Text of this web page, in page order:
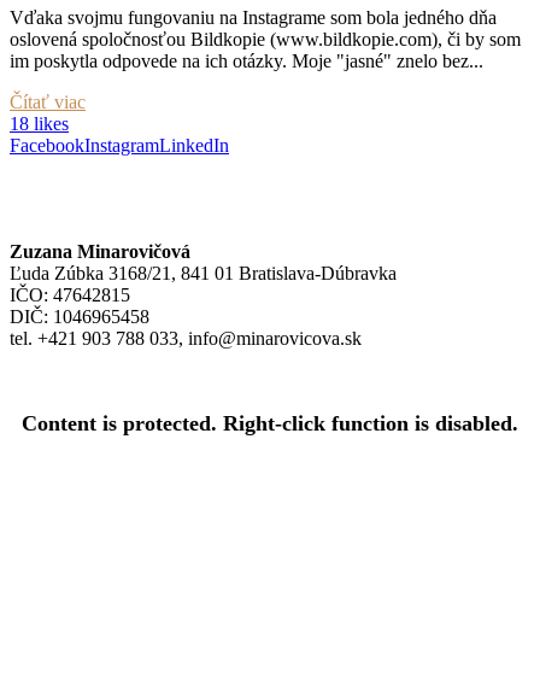
Vďaka svojmu fungovaniu na Instagrame som bola jedného dňa
oslovená spoločnosťou Bildkopie (www.bildkopie.com), či by som
im poskytla odpovede na ich otázky. Moje "jasné" znelo bez...
Čítať viac
18 likes
FacebookInstagramLinkedIn
Zuzana Minarovičová
Ľuda Zúbka 3168/21, 841 01 Bratislava-Dúbravka
IČO: 47642815
DIČ: 1046965458
tel. +421 903 788 033, info@minarovicova.sk
Content is protected. Right-click function is disabled.